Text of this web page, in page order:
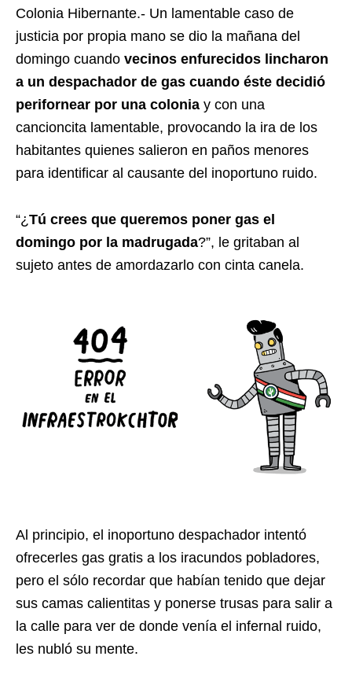
Colonia Hibernante.- Un lamentable caso de
justicia por propia mano se dio la mañana del
domingo cuando vecinos enfurecidos lincharon
a un despachador de gas cuando éste decidió
perifornear por una colonia y con una
cancioncita lamentable, provocando la ira de los
habitantes quienes salieron en paños menores
para identificar al causante del inoportuno ruido.
“¿Tú crees que queremos poner gas el
domingo por la madrugada?”, le gritaban al
sujeto antes de amordazarlo con cinta canela.
Al principio, el inoportuno despachador intentó
ofrecerles gas gratis a los iracundos pobladores,
pero el sólo recordar que habían tenido que dejar
sus camas calientitas y ponerse trusas para salir a
la calle para ver de donde venía el infernal ruido,
les nubló su mente.